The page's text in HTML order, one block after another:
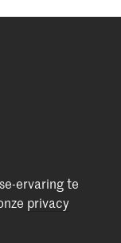
ervaring te
privacy